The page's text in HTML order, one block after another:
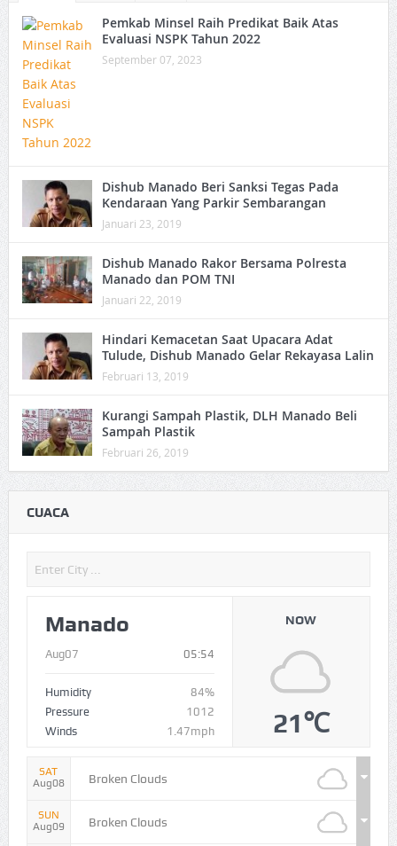
Pemkab Minsel Raih Predikat Baik Atas
Evaluasi NSPK Tahun 2022
September 07, 2023
Dishub Manado Beri Sanksi Tegas Pada
Kendaraan Yang Parkir Sembarangan
Januari 23, 2019
Dishub Manado Rakor Bersama Polresta
Manado dan POM TNI
Januari 22, 2019
Hindari Kemacetan Saat Upacara Adat
Tulude, Dishub Manado Gelar Rekayasa Lalin
Februari 13, 2019
Kurangi Sampah Plastik, DLH Manado Beli
Sampah Plastik
Februari 26, 2019
CUACA
Manado
Aug07 05:54
Humidity
84%
Pressure
1012
Winds
1.47mph
NOW
21℃
SAT
Aug08
Broken Clouds
SUN
Aug09
Broken Clouds